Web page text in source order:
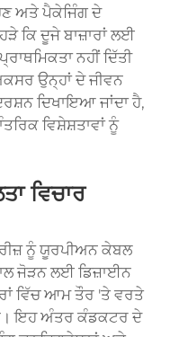
ਅਤੇ ਪੈਕੇਜਿੰਗ ਦੇ
ਕਿ ਦੂਜੇ ਬਾਜ਼ਾਰਾਂ ਲਈ
ਨਹੀਂ ਦਿੱਤੀ
ਉਨ੍ਹਾਂ ਦੇ ਜੀਵਨ
ਦਿਖਾਇਆ ਜਾਂਦਾ ਹੈ,
ਵਿਸ਼ੇਸ਼ਤਾਵਾਂ ਨੂੰ
ਵਿਚਾਰ
ਨੂੰ ਯੂਰਪੀਅਨ ਕੇਬਲ
ਜੋੜਨ ਲਈ ਡਿਜ਼ਾਈਨ
ਵਿੱਚ ਆਮ ਤੌਰ 'ਤੇ ਵਰਤੇ
ਇਹ ਅੰਤਰ ਕੰਡਕਟਰ ਦੇ